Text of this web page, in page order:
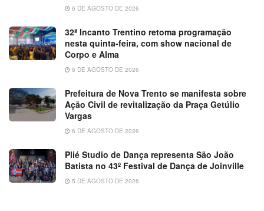
6 DE AGOSTO DE 2026
32ª Incanto Trentino retoma programação
nesta quinta-feira, com show nacional de
Corpo e Alma
6 DE AGOSTO DE 2026
Prefeitura de Nova Trento se manifesta sobre
Ação Civil de revitalização da Praça Getúlio
Vargas
6 DE AGOSTO DE 2026
Plié Studio de Dança representa São João
Batista no 43º Festival de Dança de Joinville
5 DE AGOSTO DE 2026